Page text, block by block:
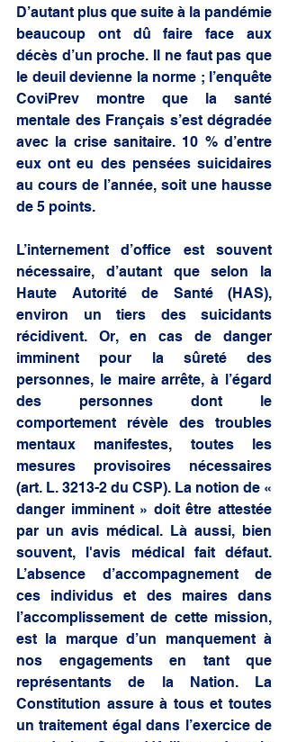
D’autant plus que suite à la pandémie
beaucoup ont dû faire face aux
décès d’un proche. Il ne faut pas que
le deuil devienne la norme ; l’enquête
CoviPrev montre que la santé
mentale des Français s’est dégradée
avec la crise sanitaire. 10 % d’entre
eux ont eu des pensées suicidaires
au cours de l’année, soit une hausse
de 5 points.
L’internement d’office est souvent
nécessaire, d’autant que selon la
Haute Autorité de Santé (HAS),
environ un tiers des suicidants
récidivent. Or, en cas de danger
imminent pour la sûreté des
personnes, le maire arrête, à l’égard
des personnes dont le
comportement révèle des troubles
mentaux manifestes, toutes les
mesures provisoires nécessaires
(art. L. 3213-2 du CSP). La notion de «
danger imminent » doit être attestée
par un avis médical. Là aussi, bien
souvent, l'avis médical fait défaut.
L’absence d’accompagnement de
ces individus et des maires dans
l’accomplissement de cette mission,
est la marque d’un manquement à
nos engagements en tant que
représentants de la Nation. La
Constitution assure à tous et toutes
un traitement égal dans l’exercice de